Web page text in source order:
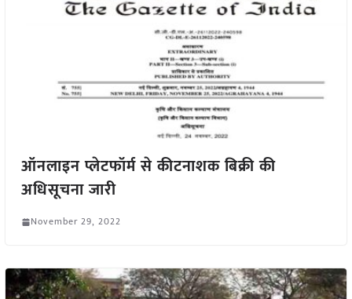
ऑनलाइन प्लेटफॉर्म से कीटनाशक बिक्री की
अधिसूचना जारी
November 29, 2022